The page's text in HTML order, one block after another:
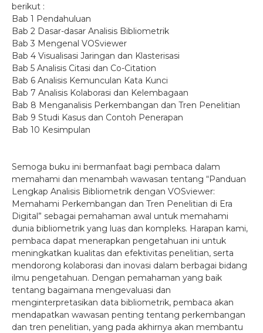
berikut :
Bab 1 Pendahuluan
Bab 2 Dasar-dasar Analisis Bibliometrik
Bab 3 Mengenal VOSviewer
Bab 4 Visualisasi Jaringan dan Klasterisasi
Bab 5 Analisis Citasi dan Co-Citation
Bab 6 Analisis Kemunculan Kata Kunci
Bab 7 Analisis Kolaborasi dan Kelembagaan
Bab 8 Menganalisis Perkembangan dan Tren Penelitian
Bab 9 Studi Kasus dan Contoh Penerapan
Bab 10 Kesimpulan
Semoga buku ini bermanfaat bagi pembaca dalam
memahami dan menambah wawasan tentang “Panduan
Lengkap Analisis Bibliometrik dengan VOSviewer:
Memahami Perkembangan dan Tren Penelitian di Era
Digital” sebagai pemahaman awal untuk memahami
dunia bibliometrik yang luas dan kompleks. Harapan kami,
pembaca dapat menerapkan pengetahuan ini untuk
meningkatkan kualitas dan efektivitas penelitian, serta
mendorong kolaborasi dan inovasi dalam berbagai bidang
ilmu pengetahuan. Dengan pemahaman yang baik
tentang bagaimana mengevaluasi dan
menginterpretasikan data bibliometrik, pembaca akan
mendapatkan wawasan penting tentang perkembangan
dan tren penelitian, yang pada akhirnya akan membantu